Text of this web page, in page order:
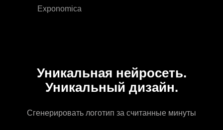
Exponomica
Уникальная нейросеть.
Уникальный дизайн.
Сгенерировать логотип за считанные минуты